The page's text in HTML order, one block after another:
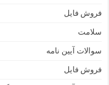
فروش فایل
سلامت
سوالات آیین نامه
فروش فایل